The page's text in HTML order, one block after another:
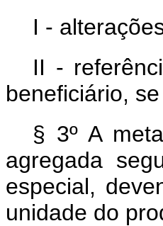
I -
II -
beneficiário,
§ 3º A
agregada
especial,
unidade do